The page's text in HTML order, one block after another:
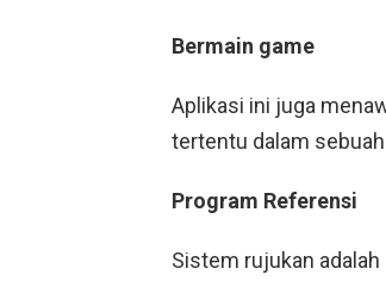
Bermain game
Aplikasi ini juga
tertentu dalam
Program Referensi
Sistem rujukan